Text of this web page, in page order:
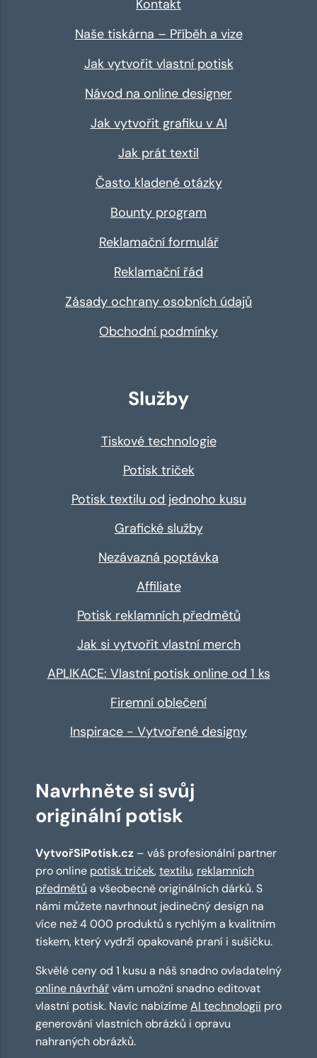
Kontakt
Naše tiskárna – Příběh a vize
Jak vytvořit vlastní potisk
Návod na online designer
Jak vytvořit grafiku v AI
Jak prát textil
Často kladené otázky
Bounty program
Reklamační formulář
Reklamační řád
Zásady ochrany osobních údajů
Obchodní podmínky
Služby
Tiskové technologie
Potisk triček
Potisk textilu od jednoho kusu
Grafické služby
Nezávazná poptávka
Affiliate
Potisk reklamních předmětů
Jak si vytvořit vlastní merch
APLIKACE: Vlastní potisk online od 1 ks
Firemní oblečení
Inspirace - Vytvořené designy
Navrhněte si svůj
originální potisk
VytvořSiPotisk.cz – váš profesionální partner
pro online potisk triček,textilu, reklamních
předmětů a všeobecně originálních dárků. S
námi můžete navrhnout jedinečný design na
více než 4 000 produktů s rychlým a kvalitním
tiskem, který vydrží opakované praní i sušičku.
Skvělé ceny od 1 kusu a náš snadno ovladatelný
online návrhářvám umožní snadno editovat
vlastní potisk. Navíc nabízímeAI technologii pro
generování vlastních obrázků i opravu
nahraných obrázků.